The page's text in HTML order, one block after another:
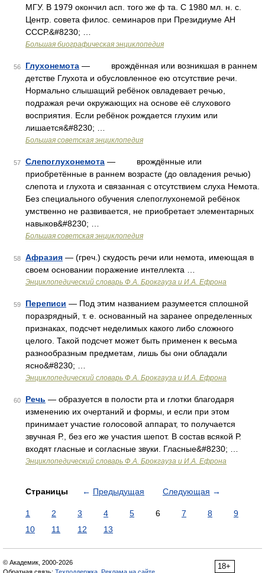
МГУ. В 1979 окончил асп. того же ф та. С 1980 мл. н. с.
Центр. совета филос. семинаров при Президиуме АН
СССР.&#8230; …
Большая биографическая энциклопедия
56 Глухонемота — врождённая или возникшая в раннем
детстве Глухота и обусловленное ею отсутствие речи.
Нормально слышащий ребёнок овладевает речью,
подражая речи окружающих на основе её слухового
восприятия. Если ребёнок рождается глухим или
лишается&#8230; …
Большая советская энциклопедия
57 Слепоглухонемота — врождённые или
приобретённые в раннем возрасте (до овладения речью)
слепота и глухота и связанная с отсутствием слуха Немота.
Без специального обучения слепоглухонемой ребёнок
умственно не развивается, не приобретает элементарных
навыков&#8230; …
Большая советская энциклопедия
58 Афразия — (греч.) скудость речи или немота, имеющая в
своем основании поражение интеллекта …
Энциклопедический словарь Ф.А. Брокгауза и И.А. Ефрона
59 Переписи — Под этим названием разумеется сплошной
поразрядный, т. е. основанный на заранее определенных
признаках, подсчет неделимых какого либо сложного
целого. Такой подсчет может быть применен к весьма
разнообразным предметам, лишь бы они обладали
ясно&#8230; …
Энциклопедический словарь Ф.А. Брокгауза и И.А. Ефрона
60 Речь — образуется в полости рта и глотки благодаря
изменению их очертаний и формы, и если при этом
принимает участие голосовой аппарат, то получается
звучная Р., без его же участия шепот. В состав всякой Р.
входят гласные и согласные звуки. Гласные&#8230; …
Энциклопедический словарь Ф.А. Брокгауза и И.А. Ефрона
Страницы ← Предыдущая Следующая →
1 2 3 4 5 6 7 8
9
10
11 12 13
18+
© Академик, 2000-2026